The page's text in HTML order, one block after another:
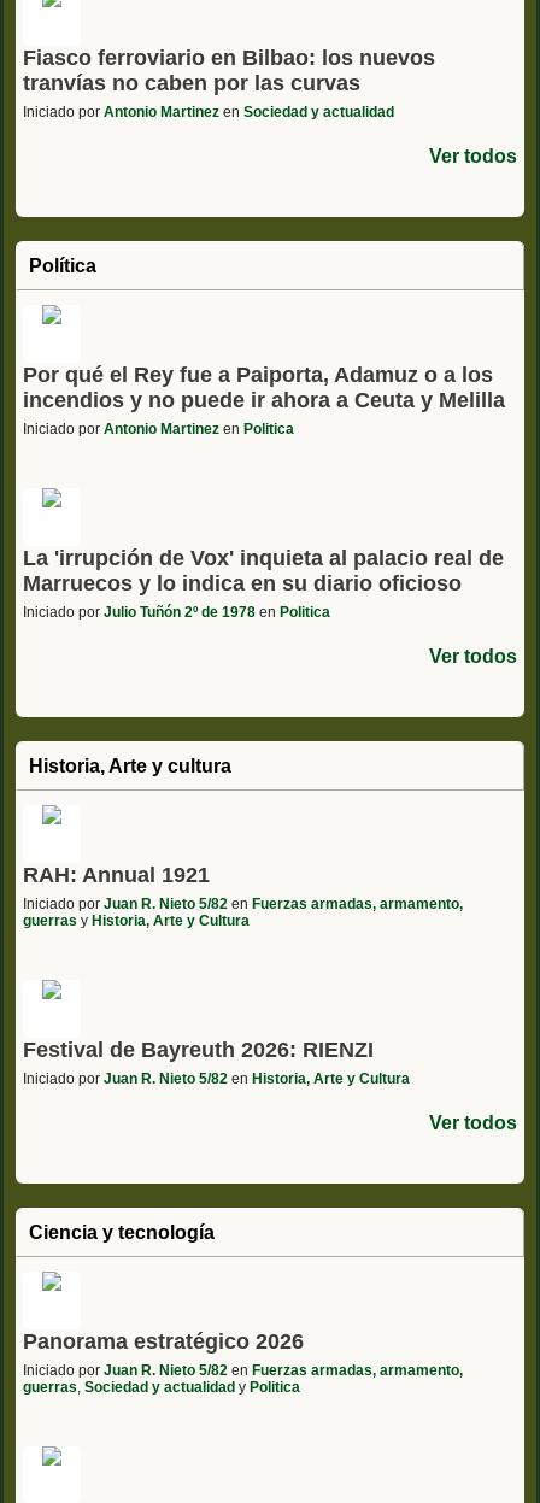
Fiasco ferroviario en Bilbao: los nuevos
tranvías no caben por las curvas
Iniciado por Antonio Martinez en Sociedad y actualidad
Ver todos
Política
Por qué el Rey fue a Paiporta, Adamuz o a los
incendios y no puede ir ahora a Ceuta y Melilla
Iniciado por Antonio Martinez en Politica
La 'irrupción de Vox' inquieta al palacio real de
Marruecos y lo indica en su diario oficioso
Iniciado por Julio Tuñón 2º de 1978 en Politica
Ver todos
Historia, Arte y cultura
RAH: Annual 1921
Iniciado por Juan R. Nieto 5/82 en Fuerzas armadas, armamento,
guerras y Historia, Arte y Cultura
Festival de Bayreuth 2026: RIENZI
Iniciado por Juan R. Nieto 5/82 en Historia, Arte y Cultura
Ver todos
Ciencia y tecnología
Panorama estratégico 2026
Iniciado por Juan R. Nieto 5/82 en Fuerzas armadas, armamento,
guerras, Sociedad y actualidad y Politica